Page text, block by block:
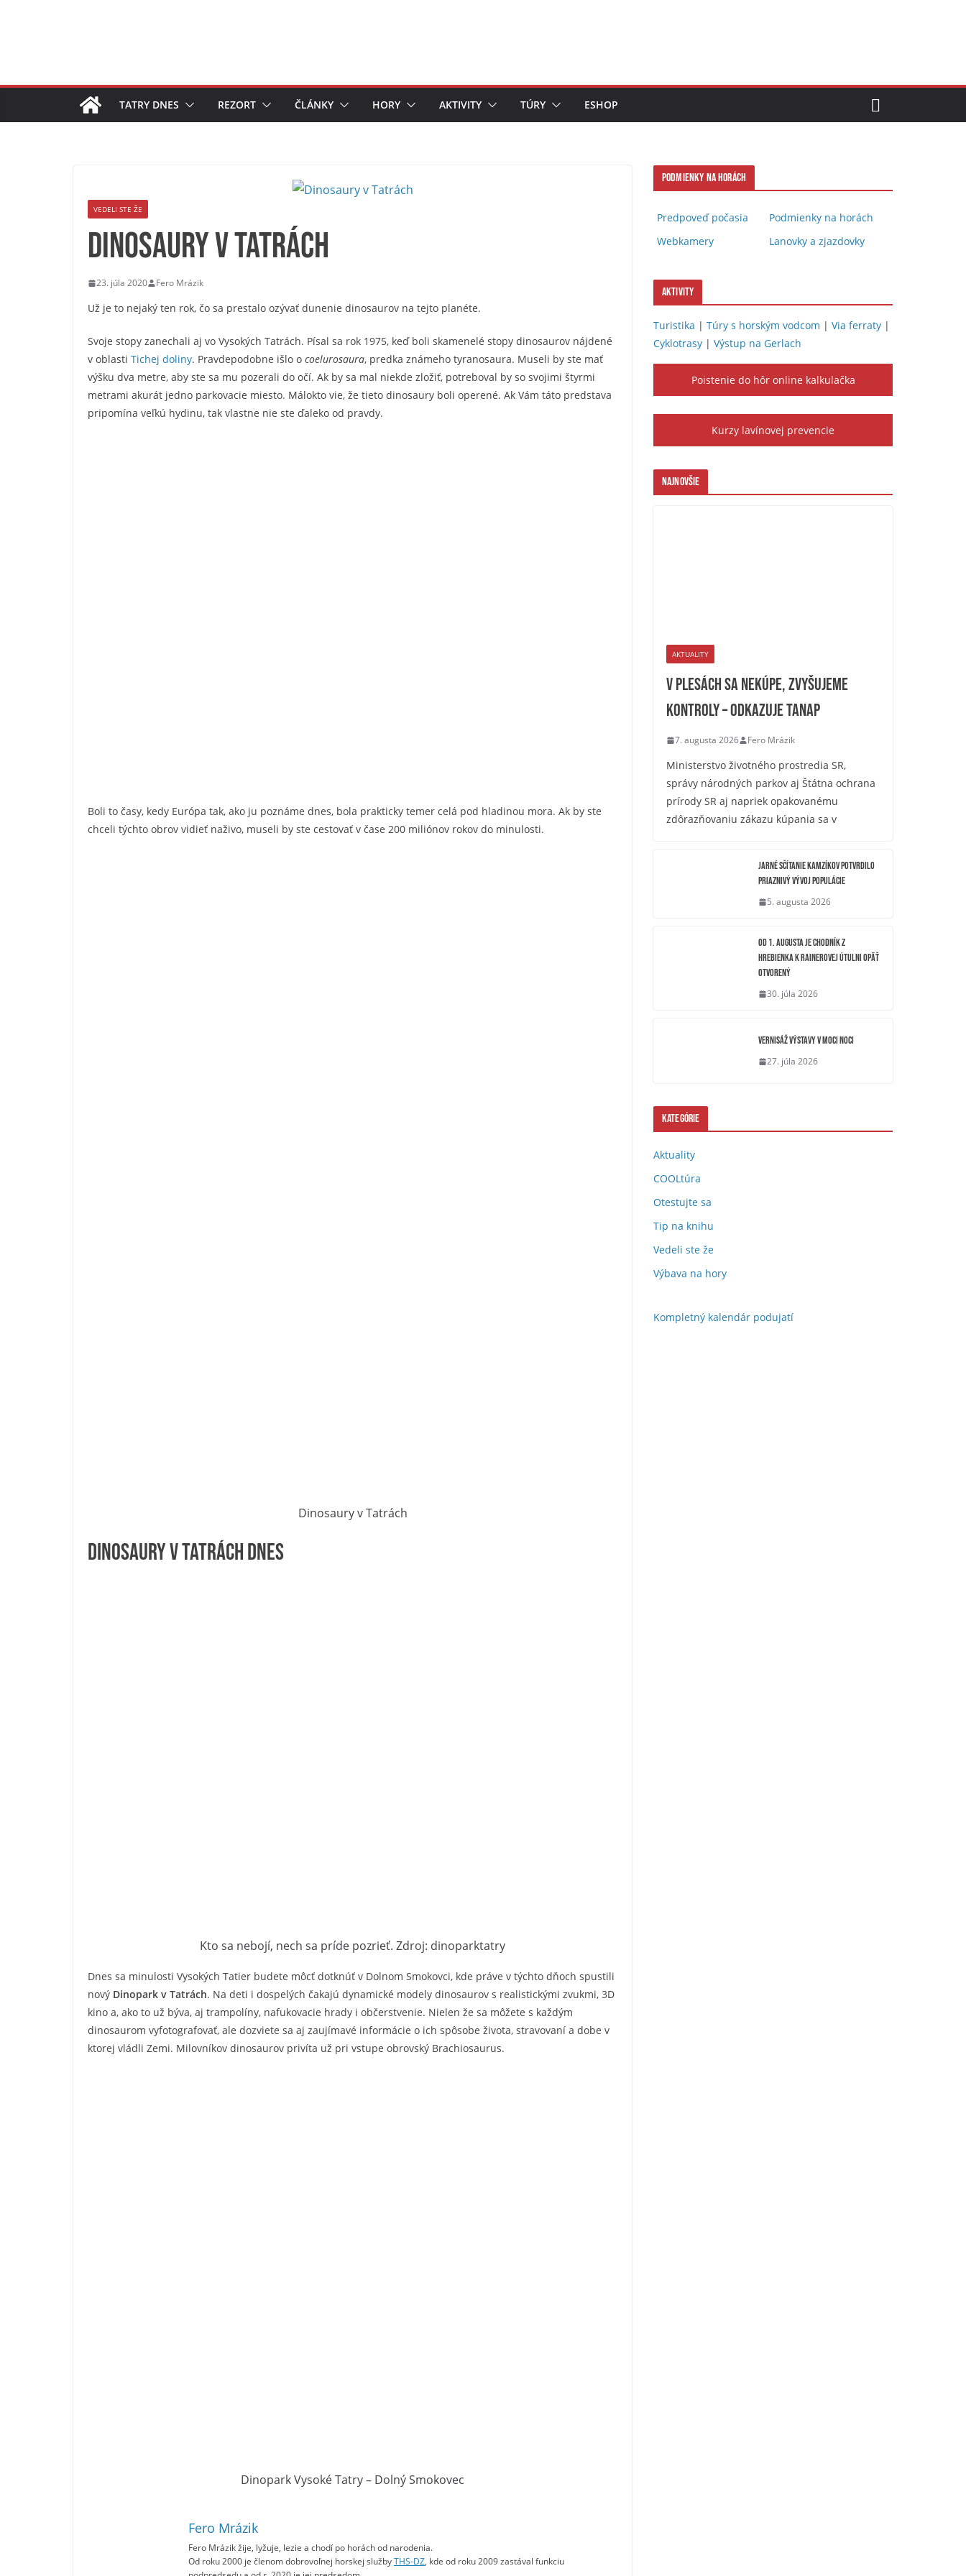
TATRY DNES REZORT ČLÁNKY HORY AKTIVITY TÚRY ESHOP
VEDELI STE ŽE
Dinosaury v Tatrách
23. júla 2020 Fero Mrázik
Už je to nejaký ten rok, čo sa prestalo ozývať dunenie dinosaurov na tejto planéte.
Svoje stopy zanechali aj vo Vysokých Tatrách. Písal sa rok 1975, keď boli skamenelé stopy dinosaurov nájdené
v oblasti Tichej doliny. Pravdepodobne išlo o coelurosaura, predka známeho tyranosaura. Museli by ste mať
výšku dva metre, aby ste sa mu pozerali do očí. Ak by sa mal niekde zložiť, potreboval by so svojimi štyrmi
metrami akurát jedno parkovacie miesto. Málokto vie, že tieto dinosaury boli operené. Ak Vám táto predstava
pripomína veľkú hydinu, tak vlastne nie ste ďaleko od pravdy.
Boli to časy, kedy Európa tak, ako ju poznáme dnes, bola prakticky temer celá pod hladinou mora. Ak by ste
chceli týchto obrov vidieť naživo, museli by ste cestovať v čase 200 miliónov rokov do minulosti.
Dinosaury v Tatrách
Dinosaury v Tatrách dnes
Kto sa nebojí, nech sa príde pozrieť. Zdroj: dinoparktatry
Dnes sa minulosti Vysokých Tatier budete môcť dotknúť v Dolnom Smokovci, kde práve v týchto dňoch spustili
nový Dinopark v Tatrách. Na deti i dospelých čakajú dynamické modely dinosaurov s realistickými zvukmi, 3D
kino a, ako to už býva, aj trampolíny, nafukovacie hrady i občerstvenie. Nielen že sa môžete s každým
dinosaurom vyfotografovať, ale dozviete sa aj zaujímavé informácie o ich spôsobe života, stravovaní a dobe v
ktorej vládli Zemi. Milovníkov dinosaurov privíta už pri vstupe obrovský Brachiosaurus.
Dinopark Vysoké Tatry – Dolný Smokovec
Fero Mrázik
Fero Mrázik žije, lyžuje, lezie a chodí po horách od narodenia.
Od roku 2000 je členom dobrovoľnej horskej službyTHS-DZ, kde od roku 2009 zastával funkciu
Podmienky na horách
Predpoveď počasia
Webkamery
Podmienky na horách
Lanovky a zjazdovky
Aktivity
Turistika | Túry s horským vodcom | Via ferraty |
Cyklotrasy | Výstup na Gerlach
Poistenie do hôr online kalkulačka
Kurzy lavínovej prevencie
Najnovšie
AKTUALITY
V plesách sa nekúpe, zvyšujeme
kontroly – odkazuje TANAP
7. augusta 2026 Fero Mrázik
Ministerstvo životného prostredia SR,
správy národných parkov aj Štátna ochrana
prírody SR aj napriek opakovanému
zdôrazňovaniu zákazu kúpania sa v
Jarné sčítanie kamzíkov potvrdilo
priaznivý vývoj populácie
5. augusta 2026
OD 1. AUGUSTA JE CHODNÍK Z
HREBIENKA K RAINEROVEJ ÚTULNI OPÄŤ
OTVORENÝ
30. júla 2026
Vernisáž výstavy V moci noci
27. júla 2026
Kategórie
Aktuality
COOLtúra
Otestujte sa
Tip na knihu
Vedeli ste že
Výbava na hory
Kompletný kalendár podujatí